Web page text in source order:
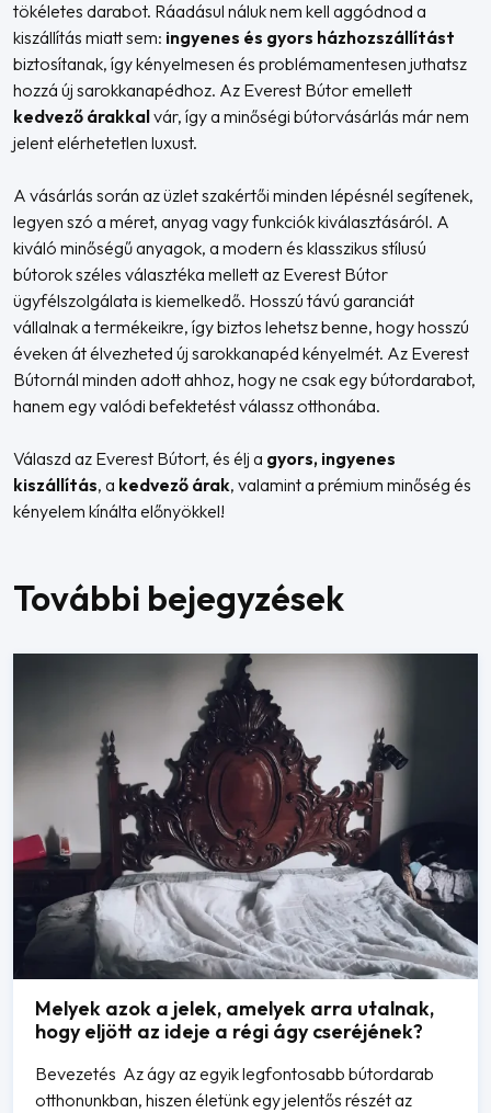
tökéletes darabot. Ráadásul náluk nem kell aggódnod a
kiszállítás miatt sem: ingyenes és gyors házhozszállítást
biztosítanak, így kényelmesen és problémamentesen juthatsz
hozzá új sarokkanapédhoz. Az Everest Bútor emellett
kedvező árakkalvár, így a minőségi bútorvásárlás már nem
jelent elérhetetlen luxust.
A vásárlás során az üzlet szakértői minden lépésnél segítenek,
legyen szó a méret, anyag vagy funkciók kiválasztásáról. A
kiváló minőségű anyagok, a modern és klasszikus stílusú
bútorok széles választéka mellett az Everest Bútor
ügyfélszolgálata is kiemelkedő. Hosszú távú garanciát
vállalnak a termékeikre, így biztos lehetsz benne, hogy hosszú
éveken át élvezheted új sarokkanapéd kényelmét. Az Everest
Bútornál minden adott ahhoz, hogy ne csak egy bútordarabot,
hanem egy valódi befektetést válassz otthonába.
Válaszd az Everest Bútort, és élj a gyors, ingyenes
kiszállítás, a kedvező árak, valamint a prémium minőség és
kényelem kínálta előnyökkel!
További bejegyzések
Melyek azok a jelek, amelyek arra utalnak,
hogy eljött az ideje a régi ágy cseréjének?
Bevezetés Az ágy az egyik legfontosabb bútordarab
otthonunkban, hiszen életünk egy jelentős részét az